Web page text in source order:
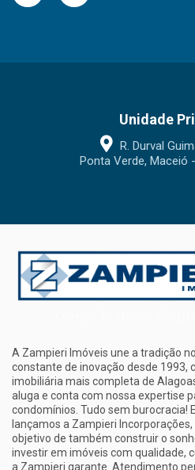
Unidade
R. Durval
Ponta Verde, Maceió
A Zampieri Imóveis une a tradição
constante de inovação desde 1993,
imobiliária mais completa de
aluga e conta com nossa expertise
condomínios. Tudo sem burocracia!
lançamos a Zampieri
objetivo de também construir o
investir em imóveis com qualidade,
a Zampieri garante. Atendimento